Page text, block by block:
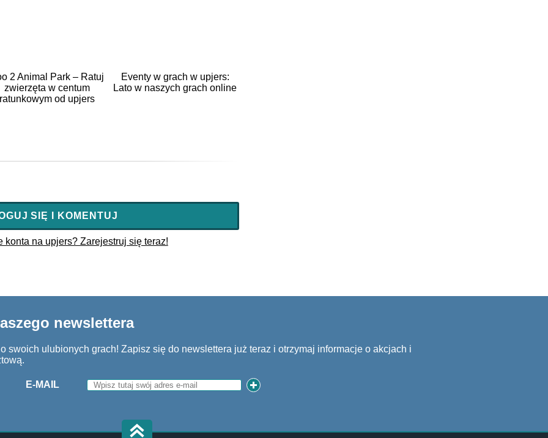
2 Animal Park – Ratuj
zwierzęta w centum
ratunkowym od upjers
Eventy w grach w upjers:
Lato w naszych grach online
SIĘ I KOMENTUJ
konta na upjers? Zarejestruj się teraz!
newslettera
swoich ulubionych grach! Zapisz się do newslettera już teraz i otrzymaj informacje o akcjach i
E-MAIL